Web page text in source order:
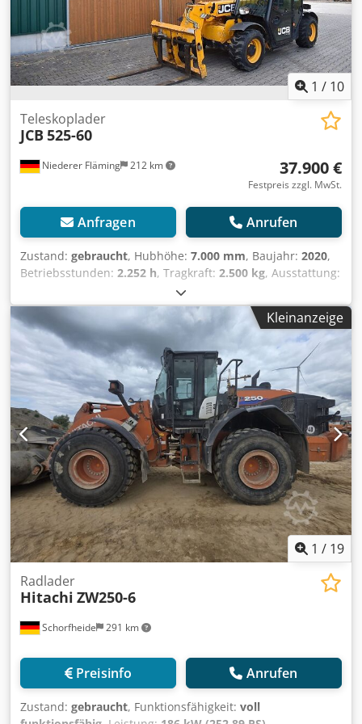
Beka (Europa) Biologisch abbaubares Öl Panolin - synt 46
Zyklon-Luftvorfilter mit Schnellwechsler mit 1 Löffel
(Wendemesser) 3 m³ 2.550,00 € netto FürJCB oder Manitou,
Claas, Merlo Arbeitskorb klein 1,2m breit 990,00 € netto
Arbeitskorb groß 2m breit 1.550,00 € netto Besichtigung
jederzeit möglich, nach telefonischer Temin Absprache.
Alle Angaben ohne Gewähr.
1 / 10
Niederer Fläming 212 km
Teleskoplader
JCB 525-60
37.900 €
Festpreis zzgl. MwSt.
Anfragen Anrufen
Zustand: gebraucht, Hubhöhe: 7.000 mm, Baujahr: 2020,
Betriebsstunden: 2.252 h, Tragkraft: 2.500 kg, Ausstattung:
, JCB 525-60 Baujahr 2020 Crsdpjyq A Svofx Aamof
2.253 Stunden 3 Steuerkreis 3 Lenkarten - Vorderrad-
Hundegang-Allrad Hubhöhe 6 m Tragkraft 2,5 to Preis
37.900,00 € netto Besichtigung jederzeit möglich, nach
telefonischer Temin Absprache. Alle Angaben ohne
Gewähr.
Kleinanzeige
1 / 19
Schorfheide 291 km
Radlader
Hitachi ZW250-6
Preisinfo Anrufen
Zustand: gebraucht, Funktionsfähigkeit: voll